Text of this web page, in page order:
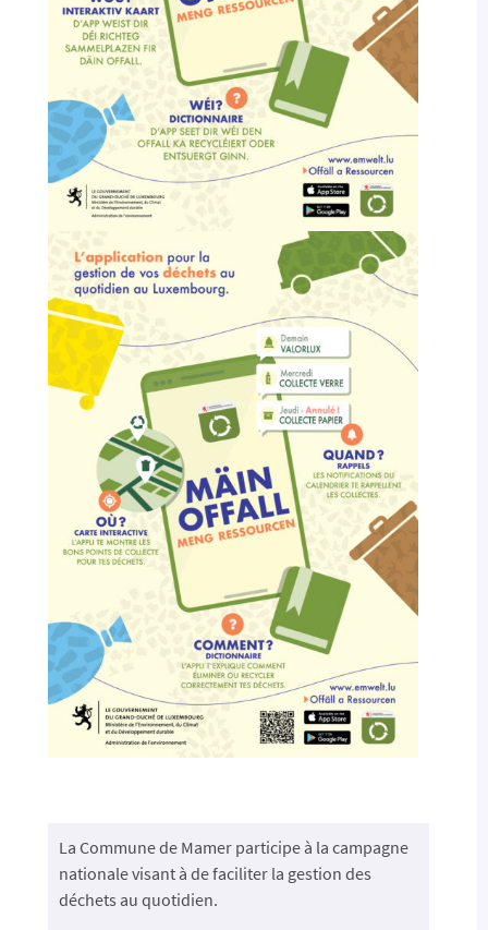
La Commune de Mamer participe à la campagne
nationale visant à de faciliter la gestion des
déchets au quotidien.